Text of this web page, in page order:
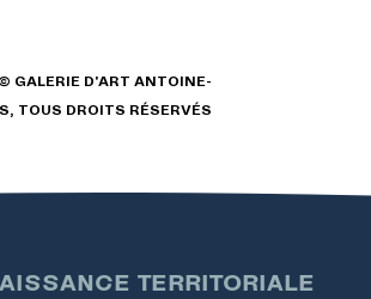
GALERIE D'ART ANTOINE-
TOUS DROITS RÉSERVÉS
TERRITORIALE